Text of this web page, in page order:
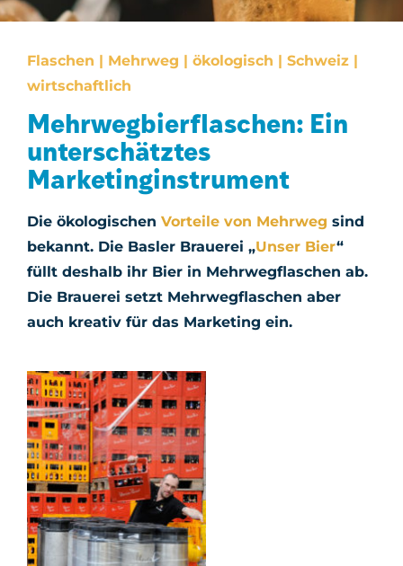
Flaschen | Mehrweg | ökologisch | Schweiz |
wirtschaftlich
Mehrwegbierflaschen: Ein
unterschätztes
Marketinginstrument
Die ökologischen Vorteile von Mehrweg sind
bekannt. Die Basler Brauerei „Unser Bier“
füllt deshalb ihr Bier in Mehrwegflaschen ab.
Die Brauerei setzt Mehrwegflaschen aber
auch kreativ für das Marketing ein.